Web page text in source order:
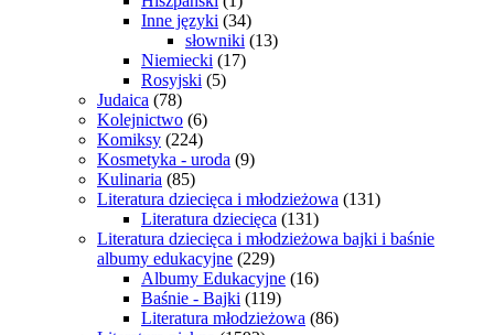
Inne języki (34)
słowniki (13)
Niemiecki (17)
Rosyjski (5)
Judaica (78)
Kolejnictwo (6)
Komiksy (224)
Kosmetyka - uroda (9)
Kulinaria (85)
Literatura dziecięca i młodzieżowa (131)
Literatura dziecięca (131)
Literatura dziecięca i młodzieżowa bajki i baśnie
albumy edukacyjne (229)
Albumy Edukacyjne (16)
Baśnie - Bajki (119)
Literatura młodzieżowa (86)